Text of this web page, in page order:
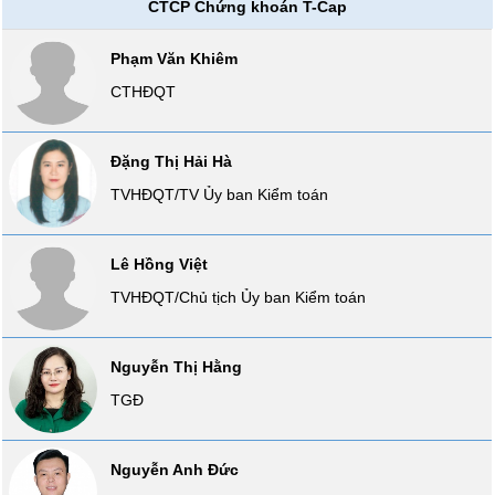
CTCP Chứng khoán T-Cap
Phạm Văn Khiêm
CTHĐQT
Đặng Thị Hải Hà
TVHĐQT/TV Ủy ban Kiểm toán
Lê Hồng Việt
TVHĐQT/Chủ tịch Ủy ban Kiểm toán
Nguyễn Thị Hằng
TGĐ
Nguyễn Anh Đức
SỨC
KHỎE
TÀI
CHÍNH
CÔNG
NGHỆ
THÔNG
TIN
DỊCH